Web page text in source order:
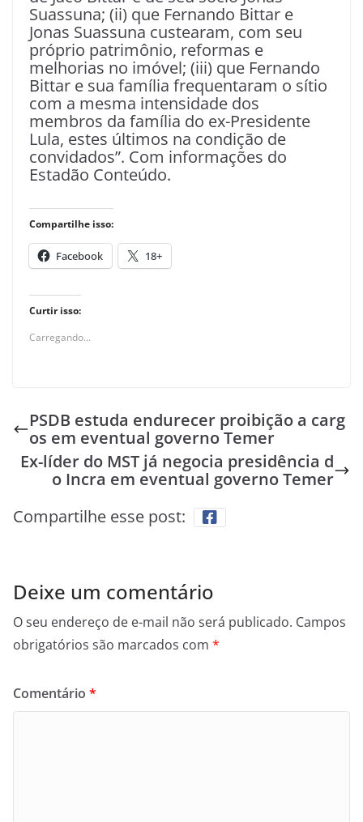
Suassuna; (ii) que Fernando Bittar e
Jonas Suassuna custearam, com seu
próprio patrimônio, reformas e
melhorias no imóvel; (iii) que Fernando
Bittar e sua família frequentaram o sítio
com a mesma intensidade dos
membros da família do ex-Presidente
Lula, estes últimos na condição de
convidados”. Com informações do
Estadão Conteúdo.
Compartilhe isso:
Facebook 18+
Curtir isso:
Carregando...
PSDB estuda endurecer proibição a carg
os em eventual governo Temer
Ex-líder do MST já negocia presidência d
o Incra em eventual governo Temer
Compartilhe esse post:
Deixe um comentário
O seu endereço de e-mail não será publicado. Campos
obrigatórios são marcados com *
Comentário *